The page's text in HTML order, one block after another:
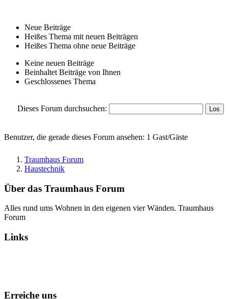
Neue Beiträge
Heißes Thema mit neuen Beiträgen
Heißes Thema ohne neue Beiträge
Keine neuen Beiträge
Beinhaltet Beiträge von Ihnen
Geschlossenes Thema
Dieses Forum durchsuchen:
Benutzer, die gerade dieses Forum ansehen: 1 Gast/Gäste
Traumhaus Forum
Haustechnik
Über das Traumhaus Forum
Alles rund ums Wohnen in den eigenen vier Wänden. Traumhaus
Forum
Links
Erreiche uns